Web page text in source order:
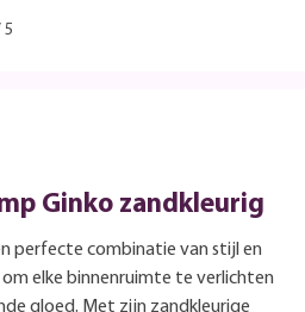
5
Ginko zandkleurig
perfecte combinatie van stijl en
elke binnenruimte te verlichten
gloed. Met zijn zandkleurige